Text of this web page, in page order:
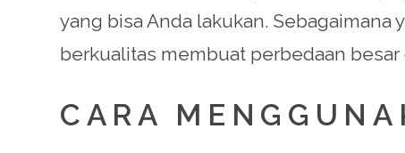
yang bisa Anda lakukan. Sebagaimana
berkualitas membuat perbedaan besar
CARA